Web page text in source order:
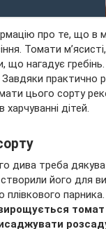
про те, що в
Томати
що нагадує
Завдяки практично
цього сорту
дітей.
дива треба
його для
плівкового парника.